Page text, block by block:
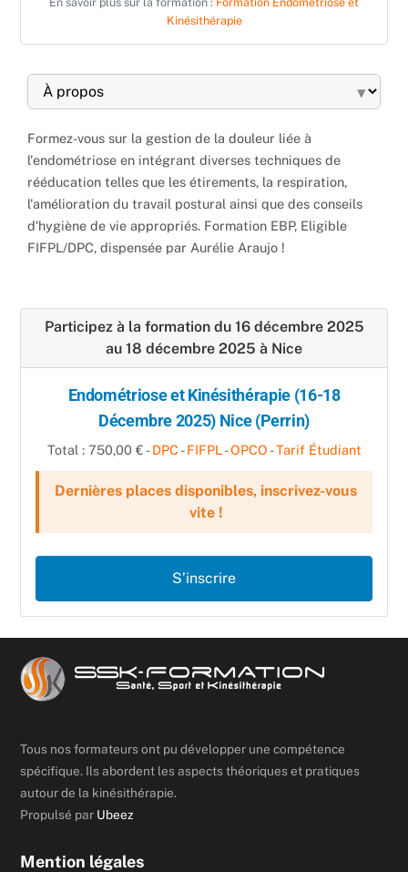
Kinésithérapie
▾
Formez-vous sur la gestion de la douleur liée à
l'endométriose en intégrant diverses techniques de
rééducation telles que les étirements, la respiration,
l'amélioration du travail postural ainsi que des conseils
d'hygiène de vie appropriés. Formation EBP, Eligible
FIFPL/DPC, dispensée par Aurélie Araujo !
Participez à la formation du 16 décembre 2025
au 18 décembre 2025 à Nice
Endométriose et Kinésithérapie (16-18
Décembre 2025) Nice (Perrin)
Total : 750,00 € -DPC -FIFPL-OPCO -Tarif Étudiant
Dernières places disponibles, inscrivez-vous
vite !
S’inscrire
Tous nos formateurs ont pu développer une compétence
spécifique. Ils abordent les aspects théoriques et pratiques
autour de la kinésithérapie.
Propulsé par Ubeez
Mention légales